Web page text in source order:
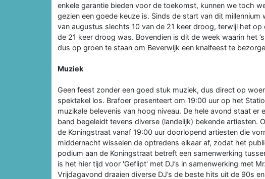
enkele garantie bieden voor de toekomst, kunnen we toch
gezien een goede keuze is. Sinds de start van dit
van augustus slechts 10 van de 21 keer droog, terwijl het
de 21 keer droog was. Bovendien is dit de week waarin het
dus op groen te staan om Beverwijk een knalfeest te
Muziek
Geen feest zonder een goed stuk muziek, dus direct op
spektakel los. Brafoer presenteert om 19:00 uur op het
muzikale belevenis van hoog niveau. De hele avond staat
band begeleidt tevens diverse (landelijk) bekende artiesten.
de Koningstraat vanaf 19:00 uur doorlopend artiesten die
middernacht wisselen de optredens elkaar af, zodat het
podium aan de Koningstraat betreft een samenwerking
is het hier tijd voor 'Geflipt' met DJ’s in samenwerking met
Vrijdagavond draaien diverse DJ’s de beste hits uit de 90s